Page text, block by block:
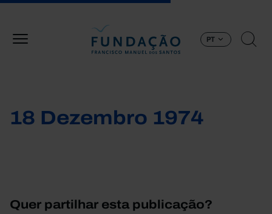
PT
18 Dezembro 1974
Quer partilhar esta publicação?